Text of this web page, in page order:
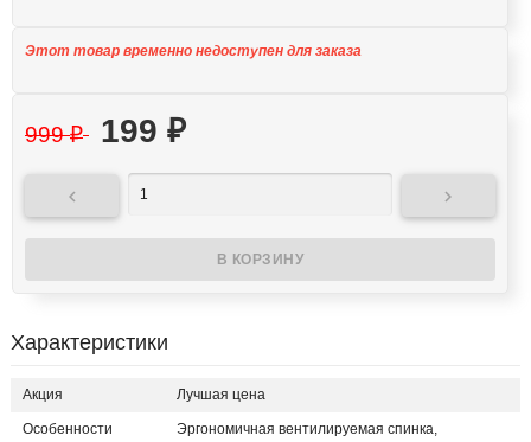
Этот товар временно недоступен для заказа
999₽ 199 ₽
 
Характеристики
Акция Лучшая цена
Особенности
Эргономичная вентилируемая спинка,